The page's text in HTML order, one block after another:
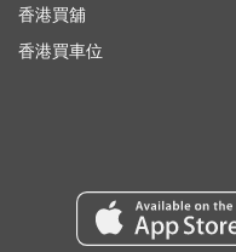
香港買舖
香港買車位